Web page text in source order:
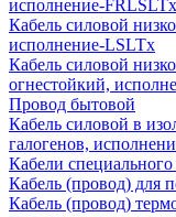
исполнение-FRLSLTx
Кабель силовой
исполнение-LSLTx
Кабель силовой
огнестойкий,
Провод бытовой
Кабель силовой в
галогенов,
Кабели специального
Кабель (провод) для
Кабель (провод)